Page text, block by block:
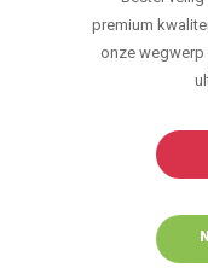
premium
onze